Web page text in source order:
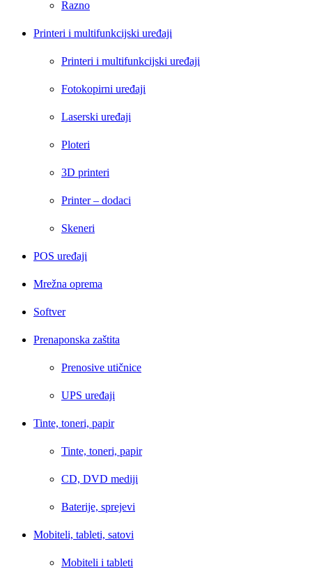
Razno
Printeri i multifunkcijski uređaji
Printeri i multifunkcijski uređaji
Fotokopirni uređaji
Laserski uređaji
Ploteri
3D printeri
Printer – dodaci
Skeneri
POS uređaji
Mrežna oprema
Softver
Prenaponska zaštita
Prenosive utičnice
UPS uređaji
Tinte, toneri, papir
Tinte, toneri, papir
CD, DVD mediji
Baterije, sprejevi
Mobiteli, tableti, satovi
Mobiteli i tableti